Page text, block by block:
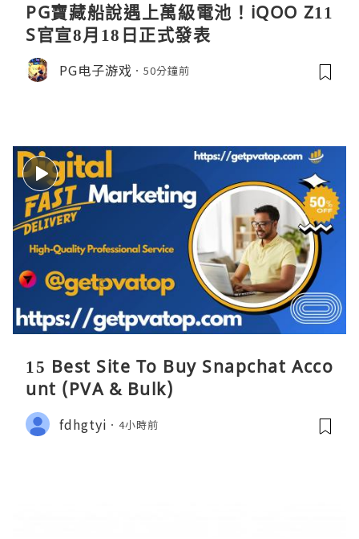
PG寶藏船說遇上萬級電池！iQOO Z11
S官宣8月18日正式發表
PG电子游戏 50分鐘前
15 Best Site To Buy Snapchat Acco
unt (PVA & Bulk)
fdhgtyi 4小時前